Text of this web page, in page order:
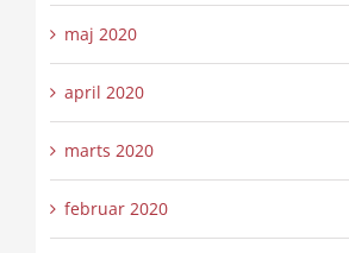
maj 2020
april 2020
marts 2020
februar 2020